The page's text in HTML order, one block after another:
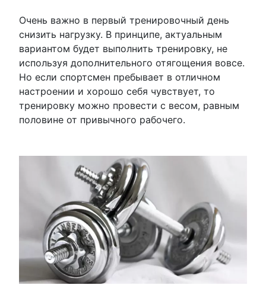
Очень важно в первый тренировочный день
снизить нагрузку. В принципе, актуальным
вариантом будет выполнить тренировку, не
используя дополнительного отягощения вовсе.
Но если спортсмен пребывает в отличном
настроении и хорошо себя чувствует, то
тренировку можно провести с весом, равным
половине от привычного рабочего.